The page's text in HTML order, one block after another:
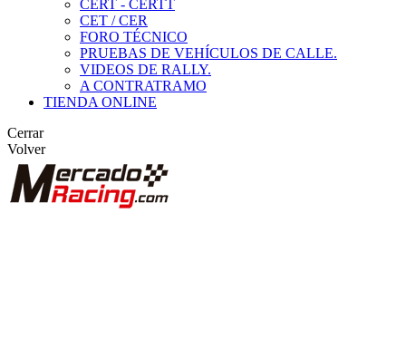
CERT - CERTT
CET / CER
FORO TÉCNICO
PRUEBAS DE VEHÍCULOS DE CALLE.
VIDEOS DE RALLY.
A CONTRATRAMO
TIENDA ONLINE
Cerrar
Volver